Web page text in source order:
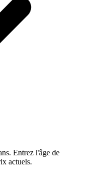
Entrez l'âge de
actuels.